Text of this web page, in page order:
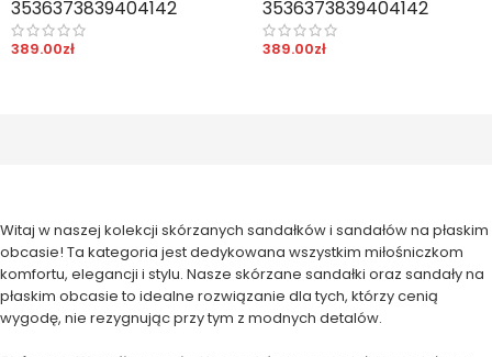
3536373839404142
389.00zł
3536373839404142
389.00zł
Witaj w naszej kolekcji skórzanych sandałków i sandałów na płaskim
obcasie! Ta kategoria jest dedykowana wszystkim miłośniczkom
komfortu, elegancji i stylu. Nasze skórzane sandałki oraz sandały na
płaskim obcasie to idealne rozwiązanie dla tych, którzy cenią
wygodę, nie rezygnując przy tym z modnych detalów.